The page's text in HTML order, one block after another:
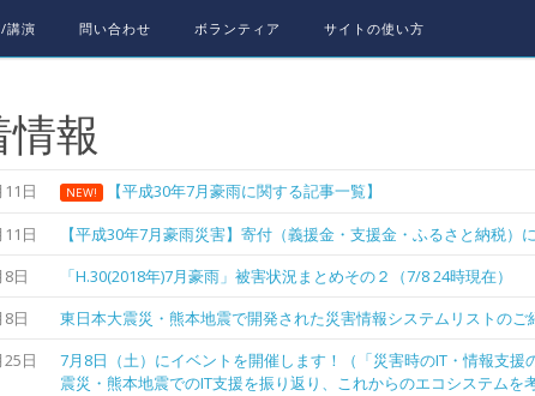
講演 問い合わせ ボランティア サイトの使い方
報
日 NEW! 【平成30年7月豪雨に関する記事一覧】
日
【平成30年7月豪雨災害】寄付（義援金・支援金・ふるさと納税）
日
「H.30(2018年)7月豪雨」被害状況まとめその２（7/8 24時現在）
日
東日本大震災・熊本地震で開発された災害情報システムリストのご
日
7月8日（土）にイベントを開催します！（「災害時のIT・情報支
震災・熊本地震でのIT支援を振り返り、これからのエコシステムを